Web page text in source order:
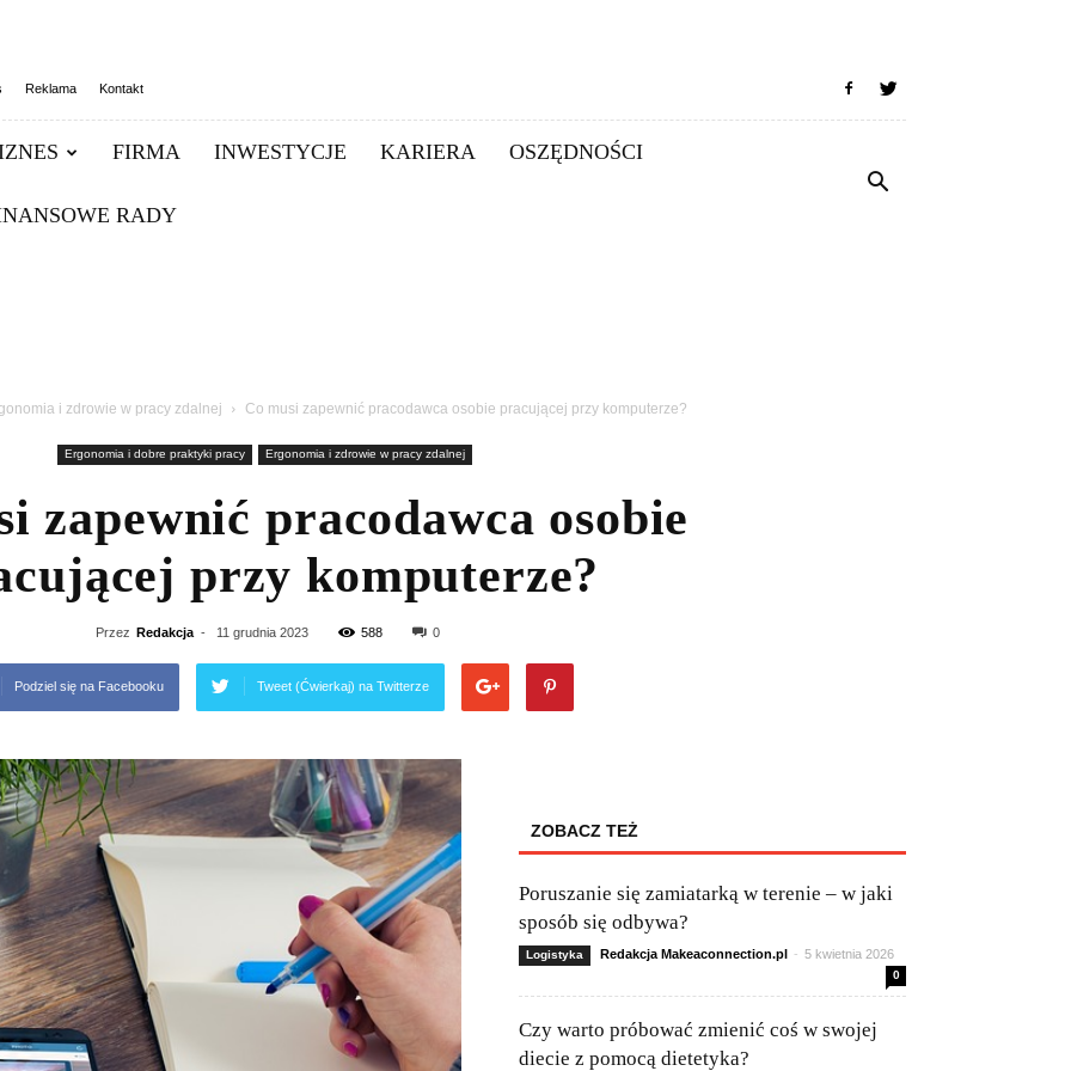
Reklama Kontakt
FIRMA INWESTYCJE KARIERA OSZĘDNOŚCI
RADY
i zdrowie w pracy zdalnej Co musi zapewnić pracodawca osobie pracującej przy komputerze?
Ergonomia i dobre praktyki pracy Ergonomia i zdrowie w pracy zdalnej
zapewnić pracodawca osobie
przy komputerze?
Przez Redakcja - 11 grudnia 2023 588 0
Podziel się na Facebooku Tweet (Ćwierkaj) na Twitterze
ZOBACZ TEŻ
Poruszanie się zamiatarką w terenie – w jaki
sposób się odbywa?
Logistyka Redakcja Makeaconnection.pl - 5 kwietnia 2026
0
Czy warto próbować zmienić coś w swojej
diecie z pomocą dietetyka?